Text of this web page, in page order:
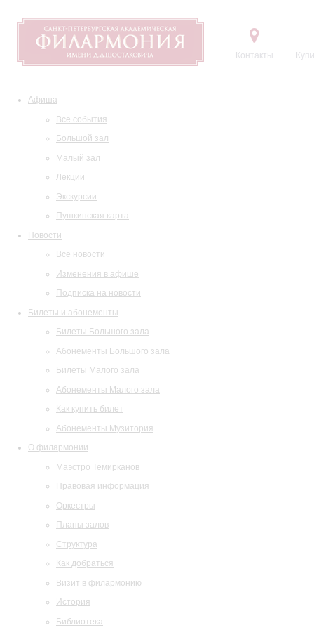
Контакты
Афиша
Все события
Большой зал
Малый зал
Лекции
Экскурсии
Пушкинская карта
Новости
Все новости
Изменения в афише
Подписка на новости
Билеты и абонементы
Билеты Большого зала
Абонементы Большого зала
Билеты Малого зала
Абонементы Малого зала
Как купить билет
Абонементы Музитория
О филармонии
Маэстро Темирканов
Правовая информация
Оркестры
Планы залов
Структура
Как добраться
Визит в филармонию
История
Библиотека